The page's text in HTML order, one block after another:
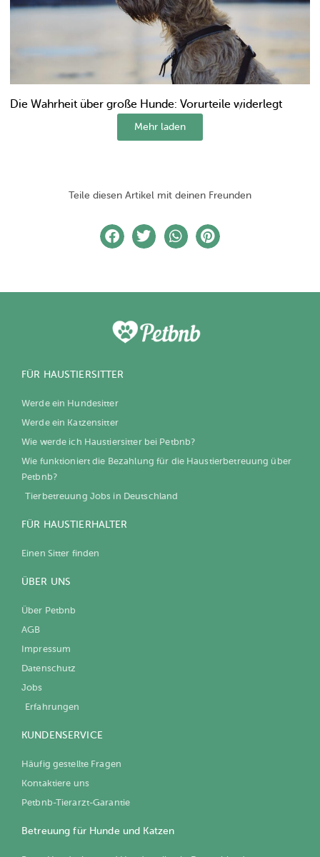
Die Wahrheit über große Hunde: Vorurteile widerlegt
Mehr laden
Teile diesen Artikel mit deinen Freunden
FÜR HAUSTIERSITTER
Werde ein Hundesitter
Werde ein Katzensitter
Wie werde ich Haustiersitter bei Petbnb?
Wie funktioniert die Bezahlung für die Haustierbetreuung über
Petbnb?
Tierbetreuung Jobs in Deutschland
FÜR HAUSTIERHALTER
Einen Sitter finden
ÜBER UNS
Über Petbnb
AGB
Impressum
Datenschutz
Jobs
Erfahrungen
KUNDENSERVICE
Häufig gestellte Fragen
Kontaktiere uns
Petbnb-Tierarzt-Garantie
Betreuung für Hunde und Katzen